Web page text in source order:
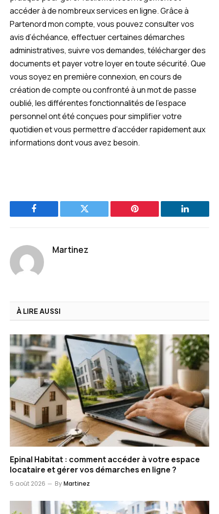
accéder à de nombreux services en ligne. Grâce à
Partenord mon compte, vous pouvez consulter vos
avis d’échéance, effectuer certaines démarches
administratives, suivre vos demandes, télécharger des
documents et payer votre loyer en toute sécurité. Que
vous soyez en première connexion, en cours de
création de compte ou confronté à un mot de passe
oublié, les différentes fonctionnalités de l’espace
personnel ont été conçues pour simplifier votre
quotidien et vous permettre d’accéder rapidement aux
informations dont vous avez besoin.
Facebook Twitter Pinterest LinkedIn
Martinez
À LIRE AUSSI
Epinal Habitat : comment accéder à votre espace
locataire et gérer vos démarches en ligne ?
5 août 2026 ByMartinez